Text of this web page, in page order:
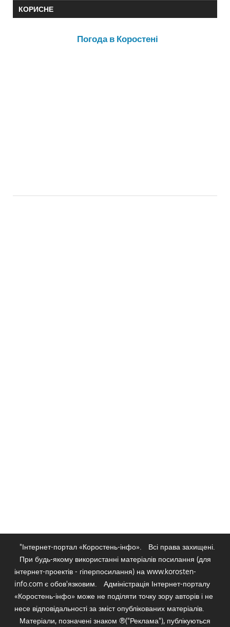
КОРИСНЕ
Погода в Коростені
"Інтернет-портал «Коростень-інфо».
Всі права захищені.
При будь-якому використанні матеріалів посилання (для
інтернет-проектів - гіперпосилання) на www.korosten-
info.com є обов'язковим.
Адміністрація Інтернет-порталу
«Коростень-інфо» може не поділяти точку зору авторів і не
несе відповідальності за зміст опублікованих матеріалів.
Матеріали, позначені знаком ®("Реклама"), публікуються